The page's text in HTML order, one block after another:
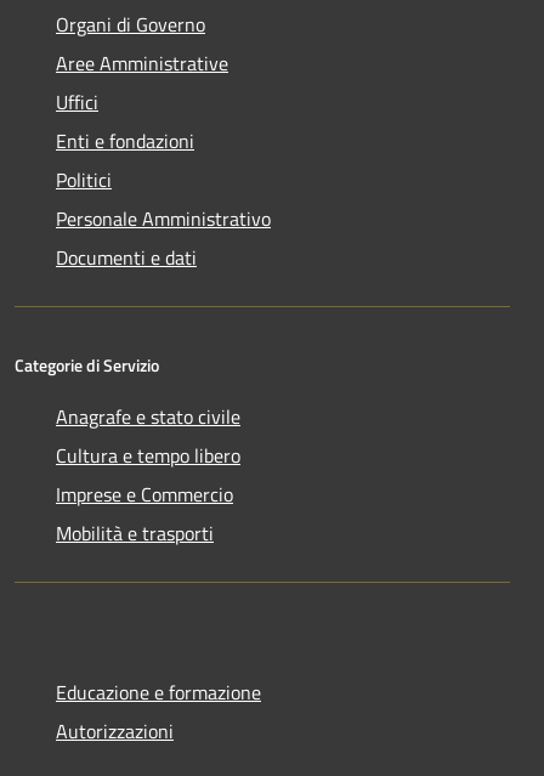
Organi di Governo
Aree Amministrative
Uffici
Enti e fondazioni
Politici
Personale Amministrativo
Documenti e dati
Categorie di Servizio
Anagrafe e stato civile
Cultura e tempo libero
Imprese e Commercio
Mobilità e trasporti
Educazione e formazione
Autorizzazioni